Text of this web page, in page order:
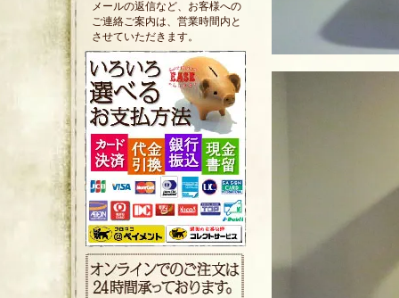
メールの返信など、お客様への
ご連絡ご案内は、営業時間内と
させていただきます。